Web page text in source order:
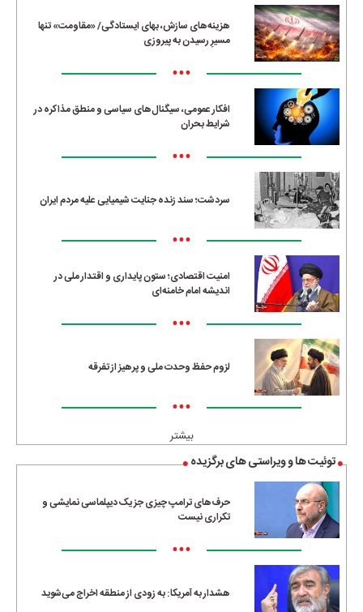
هزینه‌های سازش، بهای ایستادگی/ «مقاومت» تنها
مسیرِ رسیدن به پیروزی
•••
افکار عمومی، سیگنال‌های سیاسی و منطق مذاکره در
شرایط بحران
•••
سردشت؛ سند زنده جنایت شیمیایی علیه مردم ایران
•••
امنیت اقتصادی؛ ستون پایداری و اقتدار ملی در
اندیشه امام خامنه‌ای
•••
لزوم حفظ وحدت ملی و پرهیز از تفرقه
•••
بیشتر
توئیت ها و ویراستی های برگزیده
حرف‌های ترامپ چیزی جز یک دیپلماسی نمایشی و
تکراری نیست
•••
هشدار به آمریکا: به زودی از منطقه اخراج می‌شوید